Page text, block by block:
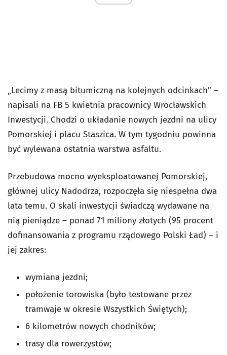
„Lecimy z masą bitumiczną na kolejnych odcinkach” –
napisali na FB 5 kwietnia pracownicy Wrocławskich
Inwestycji. Chodzi o układanie nowych jezdni na ulicy
Pomorskiej i placu Staszica. W tym tygodniu powinna
być wylewana ostatnia warstwa asfaltu.
Przebudowa mocno wyeksploatowanej Pomorskiej,
głównej ulicy Nadodrza, rozpoczęła się niespełna dwa
lata temu. O skali inwestycji świadczą wydawane na
nią pieniądze – ponad 71 miliony złotych (95 procent
dofinansowania z programu rządowego Polski Ład) – i
jej zakres:
wymiana jezdni;
położenie torowiska (było testowane przez
tramwaje w okresie Wszystkich Świętych);
6 kilometrów nowych chodników;
trasy dla rowerzystów;